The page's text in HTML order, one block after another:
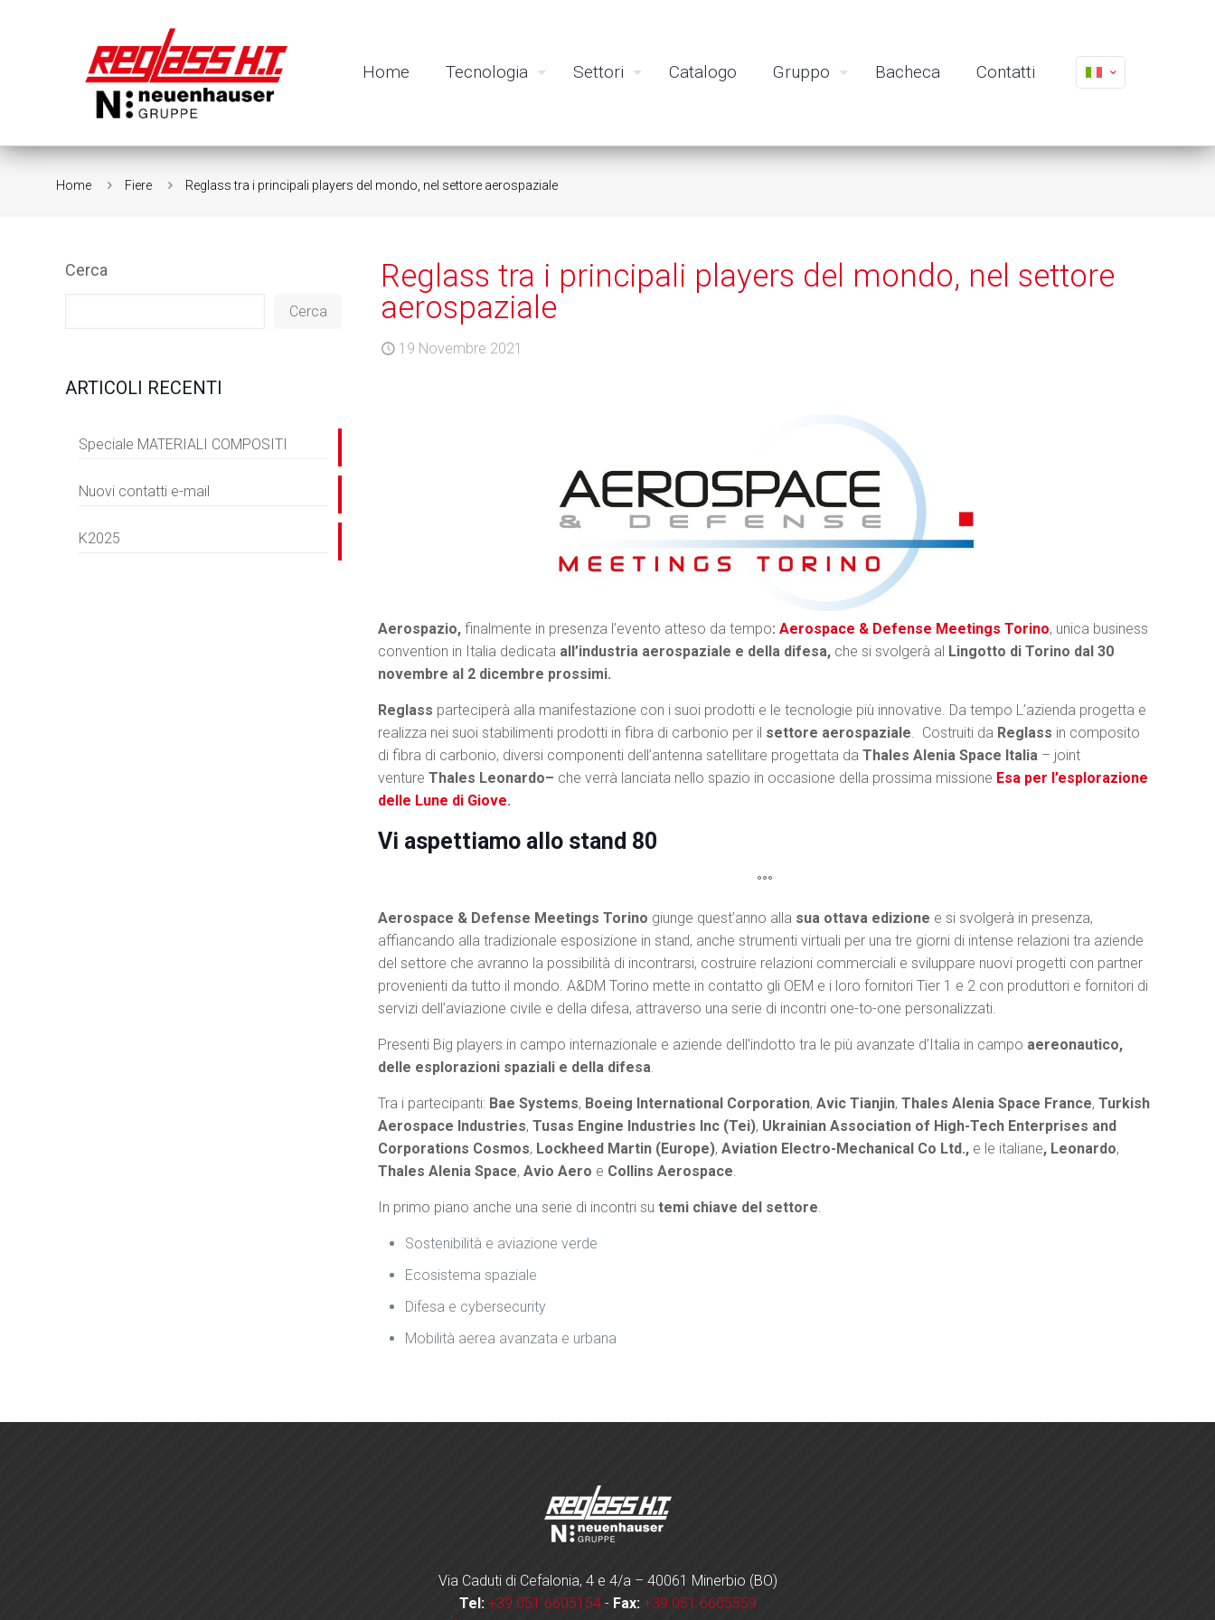
Home Tecnologia Settori Catalogo Gruppo Bacheca Contatti
Home Fiere Reglass tra i principali players del mondo, nel settore aerospaziale
Reglass tra i principali players del mondo, nel settore
aerospaziale
19 Novembre 2021
Aerospazio, finalmente in presenza l’evento atteso da tempo: Aerospace & Defense Meetings Torino, unica business
convention in Italia dedicata all’industria aerospaziale e della difesa,che si svolgerà al Lingotto di Torino dal 30
novembre al 2 dicembre prossimi.
Reglass parteciperà alla manifestazione con i suoi prodotti e le tecnologie più innovative. Da tempo L’azienda progetta e
realizza nei suoi stabilimenti prodotti in fibra di carbonio per il settore aerospaziale. Costruiti da Reglass in composito
di fibra di carbonio, diversi componenti dell’antenna satellitare progettata da Thales Alenia Space Italia – joint
venture Thales Leonardo– che verrà lanciata nello spazio in occasione della prossima missione Esa per l’esplorazione
delle Lune di Giove.
Vi aspettiamo allo stand 80
°°°
Aerospace & Defense Meetings Torino giunge quest’anno alla sua ottava edizione e si svolgerà in presenza,
affiancando alla tradizionale esposizione in stand, anche strumenti virtuali per una tre giorni di intense relazioni tra aziende
del settore che avranno la possibilità di incontrarsi, costruire relazioni commerciali e sviluppare nuovi progetti con partner
provenienti da tutto il mondo. A&DM Torino mette in contatto gli OEM e i loro fornitori Tier 1 e 2 con produttori e fornitori di
servizi dell’aviazione civile e della difesa, attraverso una serie di incontri one-to-one personalizzati.
Presenti Big players in campo internazionale e aziende dell’indotto tra le più avanzate d’Italia in campo aereonautico,
delle esplorazioni spaziali e della difesa.
Tra i partecipanti: Bae Systems, Boeing International Corporation, Avic Tianjin, Thales Alenia Space France, Turkish
Aerospace Industries, Tusas Engine Industries Inc (Tei), Ukrainian Association of High-Tech Enterprises and
Corporations Cosmos, Lockheed Martin (Europe), Aviation Electro-Mechanical Co Ltd., e le italiane, Leonardo,
Thales Alenia Space, Avio Aero e Collins Aerospace.
In primo piano anche una serie di incontri su temi chiave del settore.
Sostenibilità e aviazione verde
Ecosistema spaziale
Difesa e cybersecurity
Mobilità aerea avanzata e urbana
Cerca
Cerca
ARTICOLI RECENTI
Speciale MATERIALI COMPOSITI
Nuovi contatti e-mail
K2025
Via Caduti di Cefalonia, 4 e 4/a – 40061 Minerbio (BO)
Tel: +39 051 6605154- Fax: +39 051 6605559